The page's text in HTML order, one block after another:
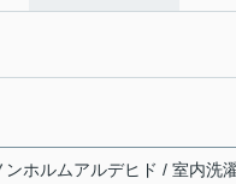
ホルムアルデヒド / 室内洗